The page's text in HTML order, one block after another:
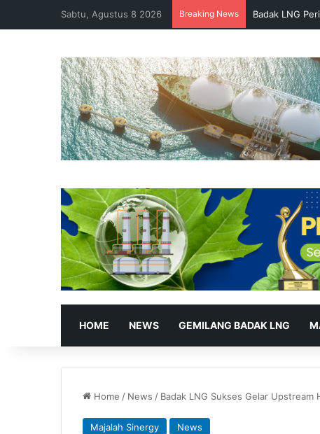
Sabtu, Agustus 8 2026 Breaking News Badak LNG
HOME NEWS GEMILANG BADAK LNG
Home / News / Badak LNG Sukses Gelar Upstream
Majalah Sinergy News